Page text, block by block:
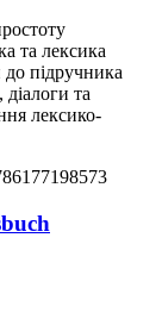
та лексика
підручника
діалоги та
лексико-